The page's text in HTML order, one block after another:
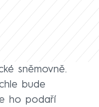
sněmovně.
bude
ho podaří